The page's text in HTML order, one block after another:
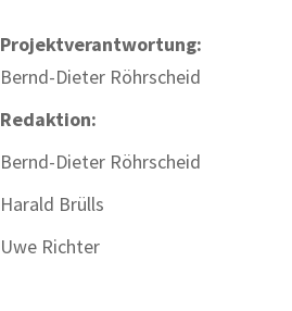
Projektverantwortung:
Bernd-Dieter Röhrscheid
Redaktion:
Bernd-Dieter Röhrscheid
Harald Brülls
Uwe Richter